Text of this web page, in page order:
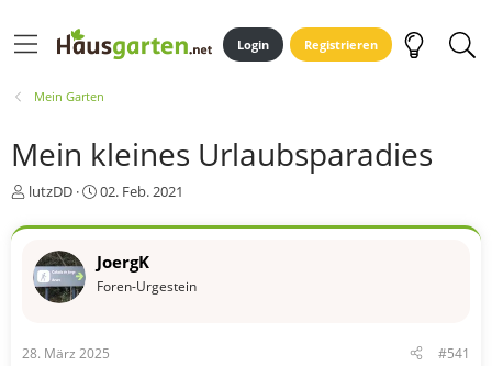
Login Registrieren
Mein Garten
Mein kleines Urlaubsparadies
E
s
e
r
lutzDD
E
s
e
l
a
02. Feb. 2021
JoergK
Foren-Urgestein
28. März 2025 #541